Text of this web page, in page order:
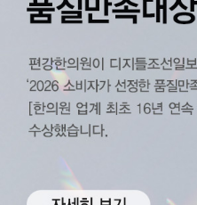
비급여수가 안내
개인정보처리방침
이용약관